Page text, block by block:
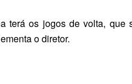
terá os jogos de volta,
o diretor.